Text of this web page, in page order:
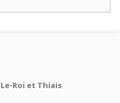
Roi et Thiais